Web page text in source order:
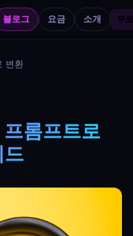
블로그 요금 소개 무
변환
롬프트로